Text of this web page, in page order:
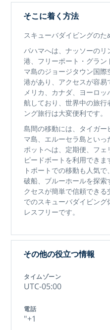
そこに着く方法
スキューバダイビングの
バハマへは、ナッソーの
港
フリーポート・グラン
マ島のジョージタウン国際
港があり、アクセスが容
メリカ、カナダ、ヨーロ
航しており、世界中の旅行
ング旅行は大変便利です。
島間の移動には、 タイガー
マ島
エルーセラ島といっ
ポットへは、定期便、フェ
ピードボートを利用でき
トボートでの移動も人気
破船、ブルーホールを探
クセスが簡単で信頼でき
でのスキューバダイビング
レスフリーです。
その他の役立つ情報
タイムゾーン
UTC-05:00
電話
"+1